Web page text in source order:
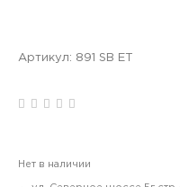
Артикул: 891 SВ ET
Нет в наличии